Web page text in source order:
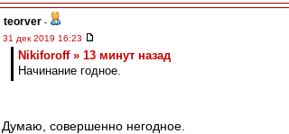
teorver -
31 дек 2019 16:23
Nikiforoff » 13 минут назад
Начинание годное.
Думаю, совершенно негодное.